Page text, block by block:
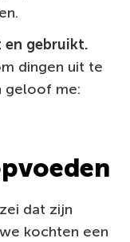
en gebruikt.
dingen uit te
geloof me:
dat zijn
kochten een